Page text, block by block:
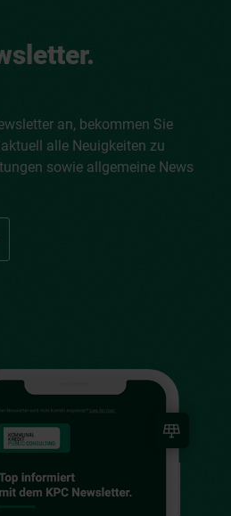
an, bekommen Sie
alle Neuigkeiten zu
sowie allgemeine News